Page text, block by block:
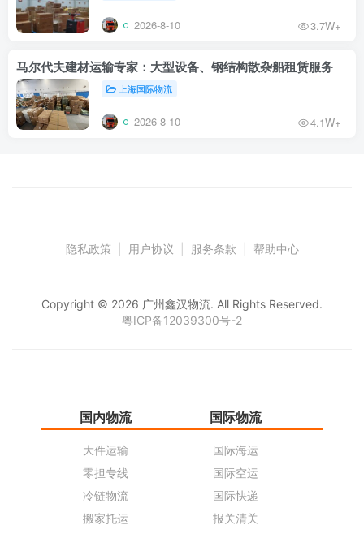
2026-8-10 3.7W+
马尔代夫建材运输专家：大型设备、钢结构散杂船租赁服务
上海国际物流
2026-8-10 4.1W+
隐私政策 用户协议 服务条款 帮助中心
Copyright © 2026 广州鑫汉物流. All Rights Reserved.
粤ICP备12039300号-2
国内物流
大件运输
零担专线
冷链物流
搬家托运
国际物流
国际海运
国际空运
国际快递
报关清关